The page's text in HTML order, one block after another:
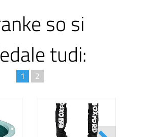
so si
tudi:
1 2